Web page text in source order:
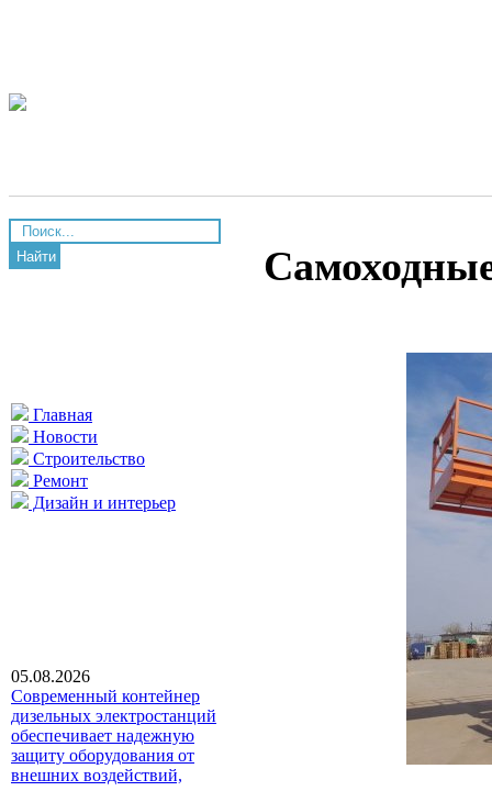
Найти
Главная
Новости
Строительство
Ремонт
Дизайн и интерьер
05.08.2026
Современный контейнер
дизельных электростанций
обеспечивает надежную
защиту оборудования от
внешних воздействий,